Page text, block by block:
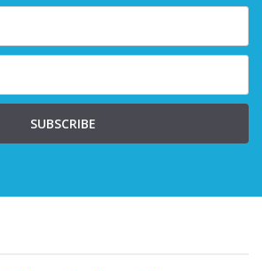
SUBSCRIBE